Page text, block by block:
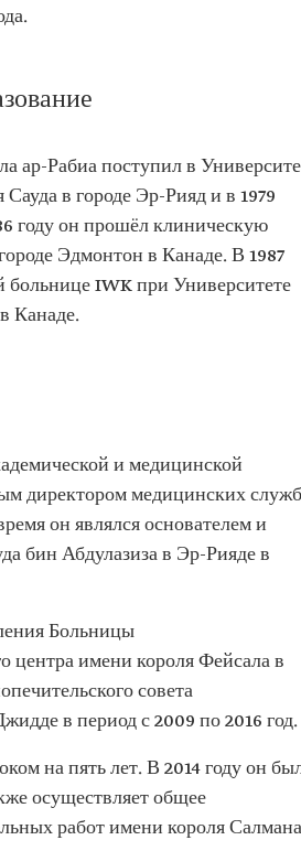
ар-Рабиа поступил в
Сауда в городе Эр-Рияд и в 1979
году он прошёл клиническую
Эдмонтон в Канаде. В 1987
больнице IWK при Университете
Канаде.
и медицинской
директором медицинских служб
он являлся основателем и
бин Абдулазиза в Эр-Рияде в
Больницы
центра имени короля Фейсала в
совета
в период с 2009 по 2016 год.
на пять лет. В 2014 году он
осуществляет общее
работ имени короля